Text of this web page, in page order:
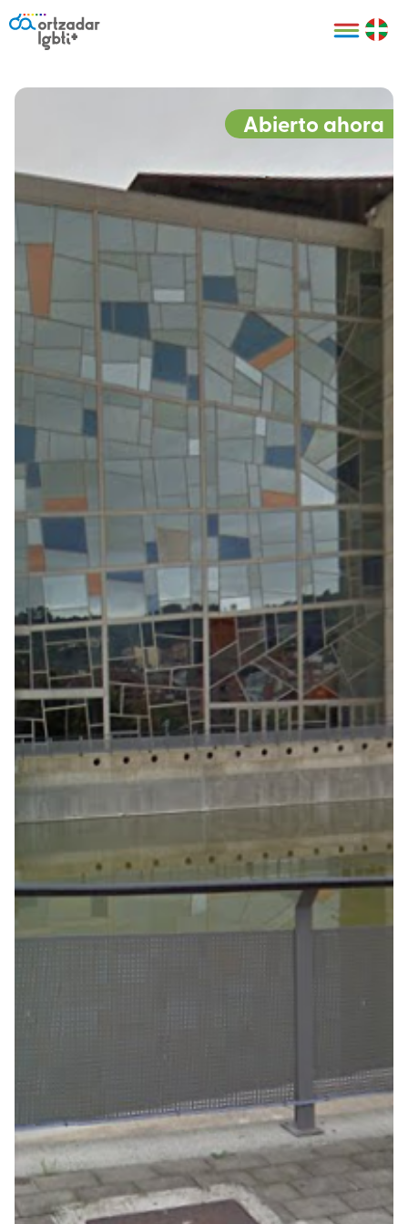
Personas
Derechos
humanos
II Conferencia
I LGBTI+ Basque
Visitas guiadas
LGTBI+
Te ayudamos
Denuncia
Mapa de Puntos
empresarial
seguros LGBTI+
Registro
Formación
Formación
HARROkids
Accede a tu
cuenta
Prensa
Sala de prensa
Abierto ahora